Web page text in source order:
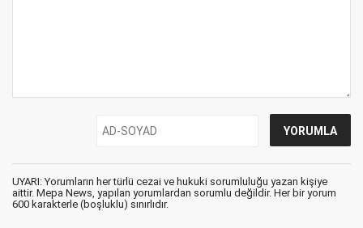
UYARI: Yorumların her türlü cezai ve hukuki sorumluluğu yazan kişiye
aittir. Mepa News, yapılan yorumlardan sorumlu değildir. Her bir yorum
600 karakterle (boşluklu) sınırlıdır.